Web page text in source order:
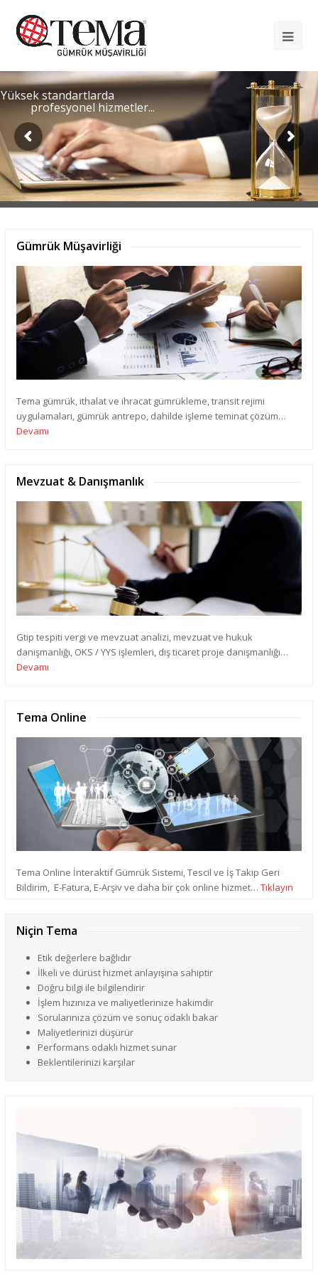
Yüksek standartlarda
profesyonel hizmetler...
Gümrük Müşavirliği
Tema gümrük, ithalat ve ihracat gümrükleme, transit rejimi
uygulamaları, gümrük antrepo, dahilde işleme teminat çözüm…
Devamı
Mevzuat & Danışmanlık
Gtip tespiti vergi ve mevzuat analizi, mevzuat ve hukuk
danışmanlığı, OKS / YYS işlemleri, dış ticaret proje danışmanlığı…
Devamı
Tema Online
Tema Online İnteraktif Gümrük Sistemi, Tescil ve İş Takip Geri
Bildirim, E-Fatura, E-Arşiv ve daha bir çok online hizmet…Tıklayın
Niçin Tema
Etik değerlere bağlıdır
İlkeli ve dürüst hizmet anlayışına sahiptir
Doğru bilgi ile bilgilendirir
İşlem hızınıza ve maliyetlerinize hakimdir
Sorularınıza çözüm ve sonuç odaklı bakar
Maliyetlerinizi düşürür
Performans odaklı hizmet sunar
Beklentilerinizi karşılar